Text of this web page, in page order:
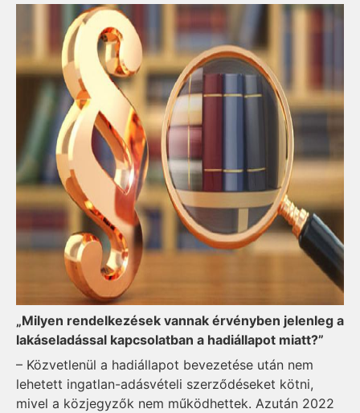
„Milyen rendelkezések vannak érvényben jelenleg a
lakáseladással kapcsolatban a hadiállapot miatt?”
– Közvetlenül a hadiállapot bevezetése után nem
lehetett ingatlan-adásvételi szerződéseket kötni,
mivel a közjegyzők nem működhettek. Azután 2022